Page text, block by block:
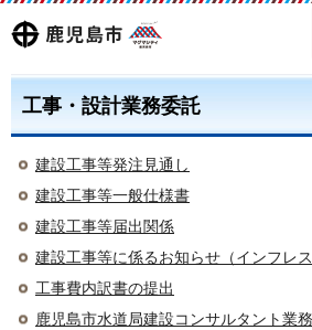
鹿児島
市
マグ
マシ
ティ
鹿児
工事・設計業務委託
建設工事等発注見通し
建設工事等一般仕様書
建設工事等届出関係
建設工事等に係るお知らせ（インフレ
工事費内訳書の提出
鹿児島市水道局建設コンサルタント業